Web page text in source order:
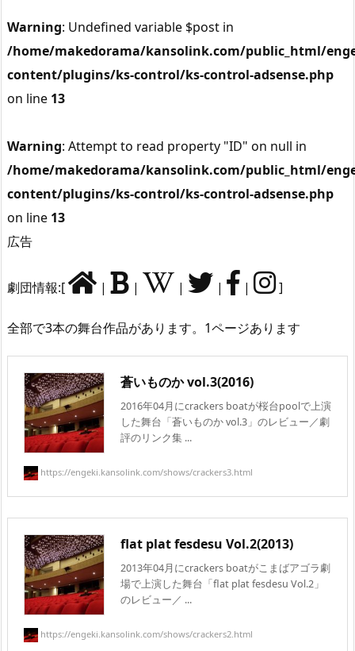
Warning: Undefined variable $post in
/home/makedorama/kansolink.com/public_html/
content/plugins/ks-control/ks-control-adsense.php
on line 13
Warning: Attempt to read property "ID" on null in
/home/makedorama/kansolink.com/public_html/
content/plugins/ks-control/ks-control-adsense.php
on line 13
広告
劇団情報:[ | | | | | ]
全部で3本の舞台作品があります。1ページあります
蒼いものか vol.3(2016)
2016年04月にcrackers boatが桜台poolで上演
した舞台「蒼いものか vol.3」のレビュー／劇
評のリンク集 ...
https://engeki.kansolink.com/shows/crackers3.html
flat plat fesdesu Vol.2(2013)
2013年04月にcrackers boatがこまばアゴラ劇
場で上演した舞台「flat plat fesdesu Vol.2」
のレビュー／ ...
https://engeki.kansolink.com/shows/crackers2.html